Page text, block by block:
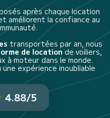
après chaque location
améliorent la confiance au
transportées par an, nous
de location de voiliers,
à moteur dans le monde.
expérience inoubliable
4.88/5